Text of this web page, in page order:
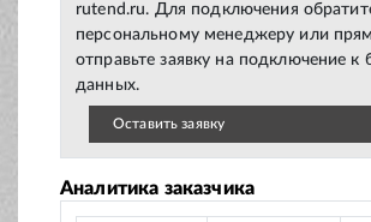
rutend.ru. Для подключения
персональному менеджеру или
отправьте заявку на подключение к
данных.
Оставить заявку
Аналитика заказчика